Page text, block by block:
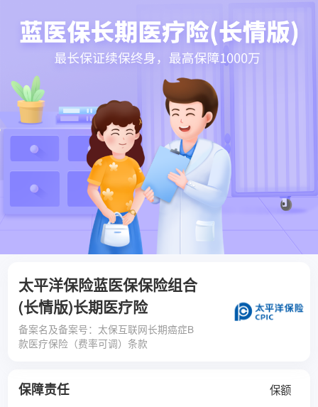
太平洋保险蓝医保保险组合
(长情版)长期医疗险
备案名及备案号：太保互联网长期癌症B
款医疗保险（费率可调）条款
保障责任
保额